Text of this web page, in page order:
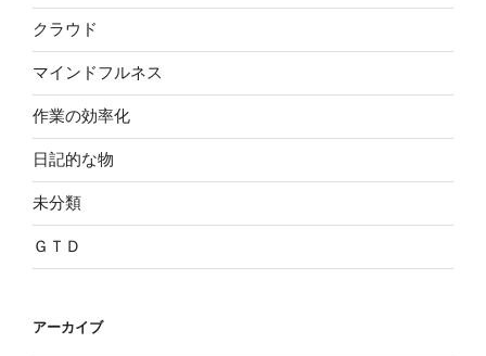
クラウド
マインドフルネス
作業の効率化
日記的な物
未分類
ＧＴＤ
アーカイブ